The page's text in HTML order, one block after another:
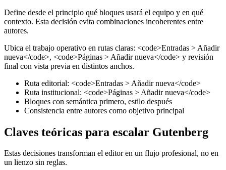
Define desde el principio qué bloques usará el equipo y en qué
contexto. Esta decisión evita combinaciones incoherentes entre
autores.
Ubica el trabajo operativo en rutas claras: <code>Entradas > Añadir
nueva</code>, <code>Páginas > Añadir nueva</code> y revisión
final con vista previa en distintos anchos.
Ruta editorial: <code>Entradas > Añadir nueva</code>
Ruta institucional: <code>Páginas > Añadir nueva</code>
Bloques con semántica primero, estilo después
Consistencia entre autores como objetivo principal
Claves teóricas para escalar Gutenberg
Estas decisiones transforman el editor en un flujo profesional, no en
un lienzo sin reglas.